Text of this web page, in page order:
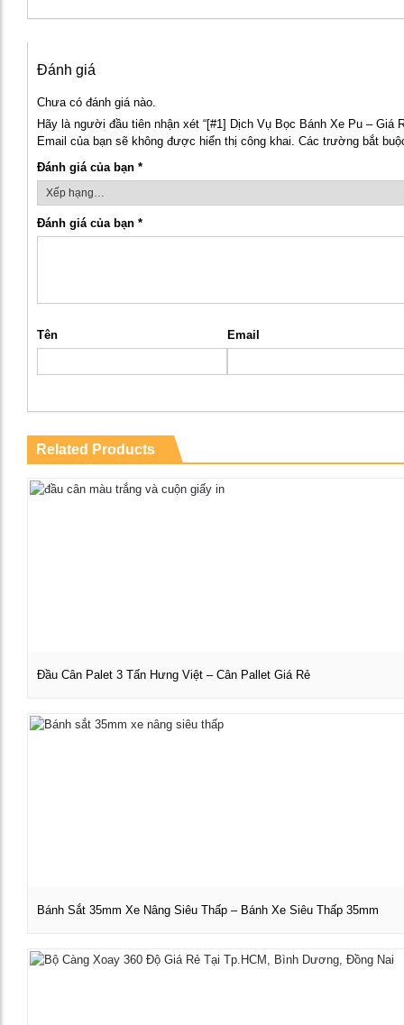
Đánh giá
Chưa có đánh giá nào.
Hãy là người đầu tiên nhận xét “[#1] Dịch Vụ Bọc Bánh Xe Pu – Giá
Email của bạn sẽ không được hiển thị công khai. Các trường bắt
Đánh giá của bạn *
Đánh giá của bạn *
Tên Email
Related Products
Đầu Cân Palet 3 Tấn Hưng Việt – Cân Pallet Giá Rẻ
Xem chi tiết
Bánh Sắt 35mm Xe Nâng Siêu Thấp – Bánh Xe Siêu Thấp 35mm